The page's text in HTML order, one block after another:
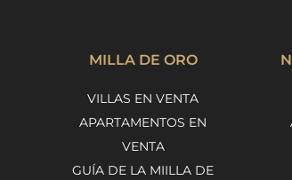
MILLA DE ORO
VILLAS EN VENTA
APARTAMENTOS EN
VENTA
GUÍA DE LA MIILLA DE